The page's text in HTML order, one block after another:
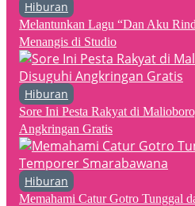
Hiburan
Melantunkan Lagu “Dan Aku
Menangis di Studio
Hiburan
Sore Ini Pesta Rakyat di
Angkringan Gratis
Hiburan
Memahami Catur Gotro Tunggal